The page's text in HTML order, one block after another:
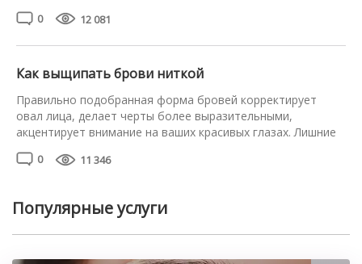
или, напротив, быстрое застывание клея сокращает срок
наращенных ресничек. Однако мнение о том, что
[…]
0 12 081
Как выщипать брови ниткой
Правильно подобранная форма бровей корректирует
овал лица, делает черты более выразительными,
акцентирует внимание на ваших красивых глазах. Лишние
волоски нужно регулярно удалять, чтобы очертания не
изменились. Если вы не любите пользоваться пинцетом,
которую сможет каждая. Главное, следовать пошаговой
0 11 346
Популярные услуги